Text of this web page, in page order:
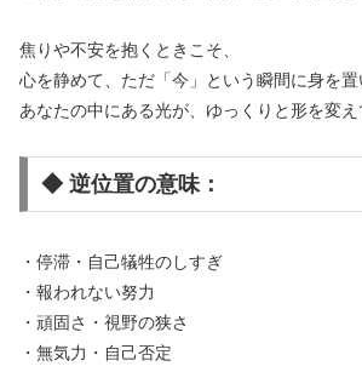
焦りや不安を抱くときこそ、
心を静めて、ただ「今」という瞬間に身を置
あなたの中にある光が、ゆっくりと形を変え
◆ 逆位置の意味：
・停滞・自己犠牲のしすぎ
・報われない努力
・頑固さ・視野の狭さ
・無気力・自己否定